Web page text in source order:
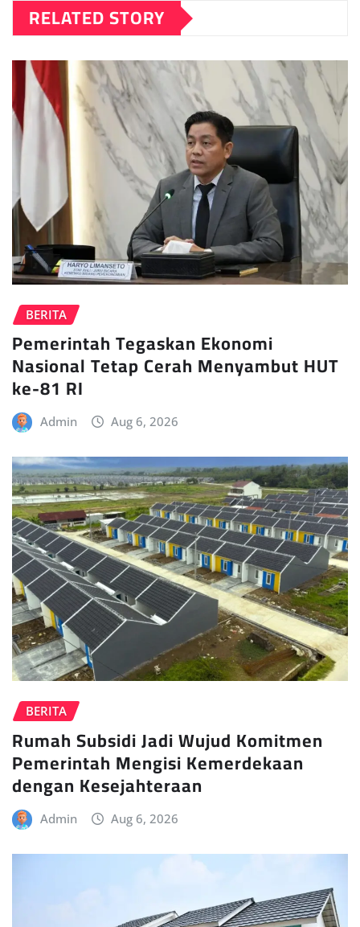
RELATED STORY
BERITA
Pemerintah Tegaskan Ekonomi
Nasional Tetap Cerah Menyambut HUT
ke-81 RI
Admin Aug 6, 2026
BERITA
Rumah Subsidi Jadi Wujud Komitmen
Pemerintah Mengisi Kemerdekaan
dengan Kesejahteraan
Admin Aug 6, 2026